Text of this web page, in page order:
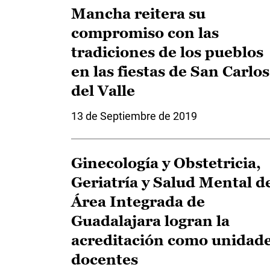
Mancha reitera su
compromiso con las
tradiciones de los pueblos
en las fiestas de San Carlos
del Valle
13 de Septiembre de 2019
Ginecología y Obstetricia,
Geriatría y Salud Mental
Área Integrada de
Guadalajara logran la
acreditación como
docentes